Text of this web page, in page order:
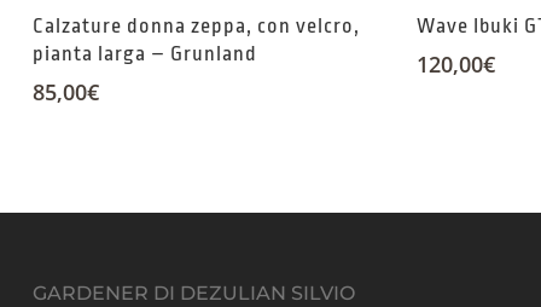
Calzature donna zeppa, con velcro,
pianta larga – Grunland
85,00€
Wave Ibuki
120,00€
GARDENER DI DEZULIAN SILVIO